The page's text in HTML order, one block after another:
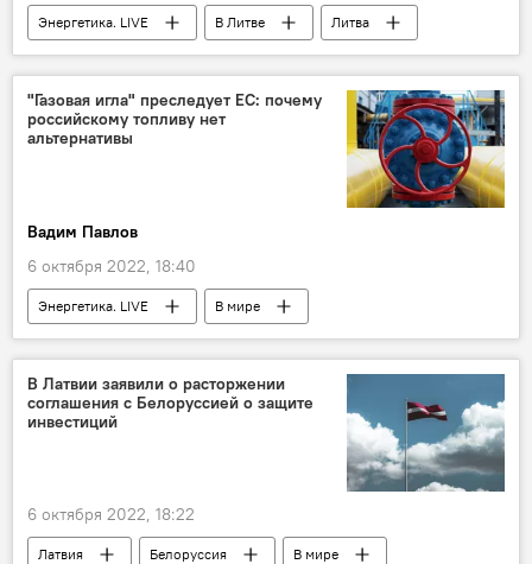
Энергетика. LIVE В Литве
Литва
энергетика
расходы на отопление
отопление
отопительный сезон
биотопливо
"Газовая игла" преследует ЕС: почему
российскому топливу нет
альтернативы
Вадим Павлов
6 октября 2022, 18:40
Энергетика. LIVE
В мире
Экономика
газ
Россия
СПГ
энергетика
В Латвии заявили о расторжении
соглашения с Белоруссией о защите
инвестиций
6 октября 2022, 18:22
Латвия Белоруссия В мире